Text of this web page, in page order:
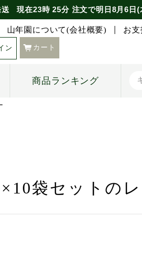
送 現在23時 25分注文で明日8月6日(
山年園について(会社概要) お
ン カート
商品ランキング
袋セットの